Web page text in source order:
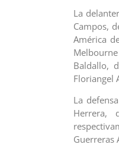
La
Campos,
América
Baldallo,
Floriangel
La
Herrera,
Guerreras